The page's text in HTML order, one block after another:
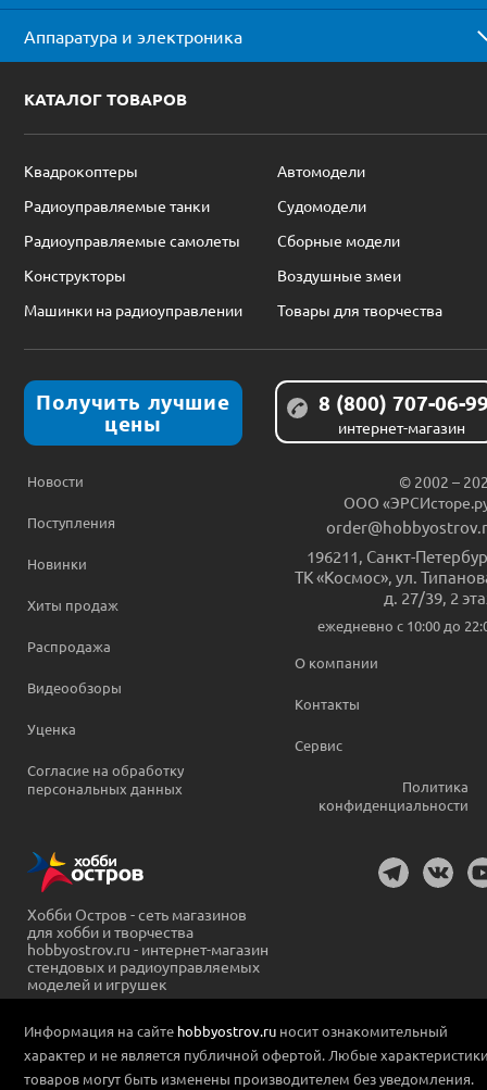
Аппаратура и электроника
КАТАЛОГ ТОВАРОВ
Квадрокоптеры
Автомодели
Радиоуправляемые танки
Судомодели
Радиоуправляемые самолеты
Сборные модели
Конструкторы
Воздушные змеи
Машинки на радиоуправлении
Товары для творчества
Получить лучшие
цены
8 (800) 707-06-
интернет-магазин
Новости
Поступления
Новинки
Хиты продаж
Распродажа
Видеообзоры
Уценка
Согласие на обработку
персональных данных
© 2002 –
ООО
196211 Санкт-
ТК «Космос», ул.
д. 27/39, 2
ежедневно c 10:00 до
О компании
Контакты
Сервис
Политика
конфиденциальности
Хобби Остров - сеть магазинов
для хобби и творчества
hobbyostrov.ru - интернет-магазин
стендовых и радиоуправляемых
моделей и игрушек
Информация на сайте hobbyostrov.ru носит ознакомительный
характер и не является публичной офертой. Любые
товаров могут быть изменены производителем без уведомления.